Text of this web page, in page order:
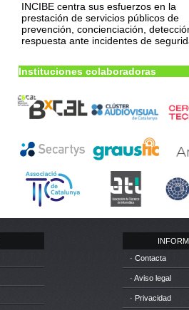
INCIBE centra sus esfuerzos en la
prestación de servicios públicos de
prevención, concienciación,
respuesta ante incidentes de
Instituciones colaboradoras
· Contacta
· Aviso legal
· Privacidad